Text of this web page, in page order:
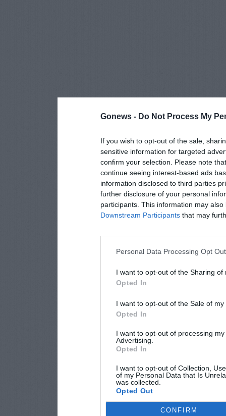
Gonews - Do Not Process My
If you wish to opt-out of the sale,
sensitive information for targeted
confirm your selection. Please note
continue seeing interest-based ads
information disclosed to third parties
further disclosure of your personal
participants. This information may
Downstream Participants that may
Personal Data Processing Opt
I want to opt-out of the Sharing of
Opted In
I want to opt-out of the Sale of
Opted In
I want to opt-out of processing
Advertising.
Opted In
I want to opt-out of Collection,
of my Personal Data that Is
was collected.
Opted Out
CONFIRM